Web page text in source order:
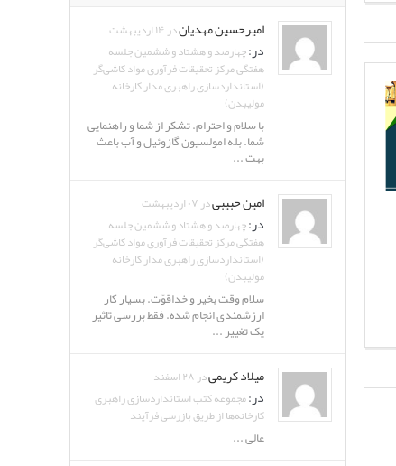
امیرحسین مهدیاندر ۱۴ اردیبهشت
در:چهارصد و هشتاد و ششمین جلسه
هفتگی مرکز تحقیقات فرآوری مواد کاشی‌گر
(استانداردسازی راهبری مدار کارخانه
مولیبدن)
با سلام و احترام. تشکر از شما و راهنمایی
شما. بله امولسیون گازوئیل و آب باعث
بهت ...
امین حبیبیدر ۰۷ اردیبهشت
در:چهارصد و هشتاد و ششمین جلسه
هفتگی مرکز تحقیقات فرآوری مواد کاشی‌گر
(استانداردسازی راهبری مدار کارخانه
مولیبدن)
سلام وقت بخیر و خداقوّت. بسیار کار
ارزشمندی انجام شده. فقط بررسی تاثیر
یک تغییر ...
میلاد کریمیدر ۲۸ اسفند
در:مجموعه کتب استانداردسازی راهبری
کارخانه‌ها از طریق بازرسی فرآیند
عالی ...